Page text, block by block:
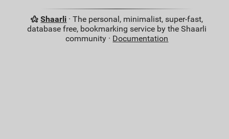
Shaarli · The personal, minimalist, super-fast,
database free, bookmarking service by the Shaarli
community · Documentation